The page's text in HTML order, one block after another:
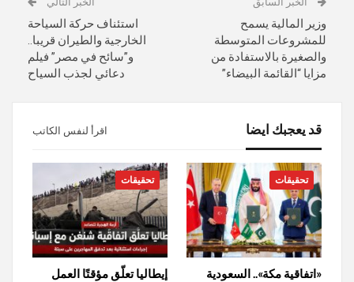
وزير المالية يسمح
للمشروعات المتوسطة
والصغيرة بالاستفادة من
مزايا “القائمة البيضاء”
استئناف حركة السياحة
الخارجية والطيران قريبا..
و”سائح في مصر” فيلم
دعائي لجذب السياح
قد يعجبك ايضا اقرأ لنفس الكاتب
تحقيقات
«اتفاقية مكة».. السعودية
تحقيقات
إيطاليا تعلّق مؤقتًا العمل